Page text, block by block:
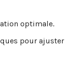
optimale.
pour ajuster